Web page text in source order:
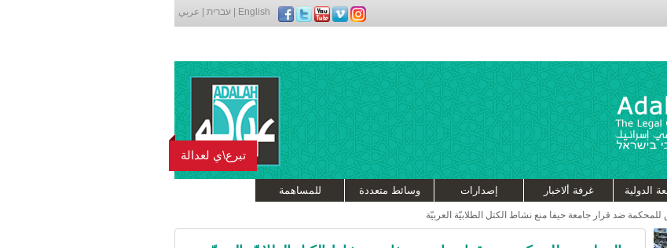
English עברית عربي
الدولية غرفة ألاخبار إصدارات وسائط متعددة للمساهمة
تبرع\ي لعدالة
للمحكمة ضد قرار جامعة حيفا منع نشاط الكتل الطلابيّة العربيّة